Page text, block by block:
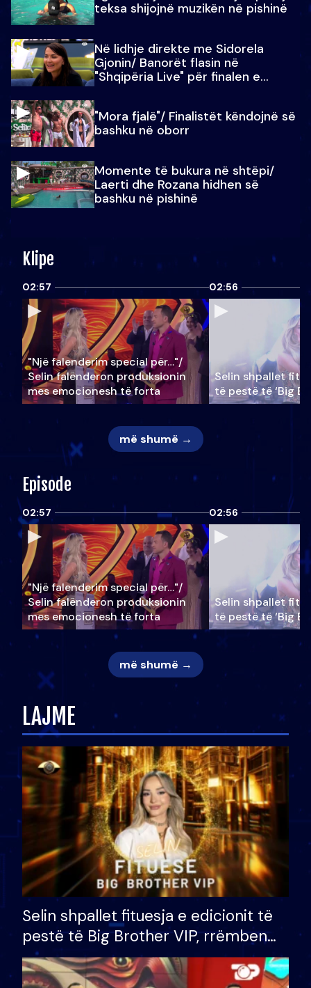
teksa shijojnë muzikën në pishinë
Në lidhje direkte me Sidorela
Gjonin/ Banorët flasin në
"Shqipëria Live" për finalen e
"Mora fjalë"/ Finalistët këndojnë së
bashku në oborr
Momente të bukura në shtëpi/
Laerti dhe Rozana hidhen së
bashku në pishinë
Klipe
02:57
"Një falenderim special për…"/
Selin falënderon produksionin
mes emocionesh të forta
02:56
Selin shpallet
të pestë të ‘Big
më shumë →
Episode
02:57
"Një falenderim special për…"/
Selin falënderon produksionin
mes emocionesh të forta
02:56
Selin shpallet
të pestë të ‘Big
më shumë →
LAJME
Selin shpallet fituesja e edicionit të
pestë të Big Brother VIP, rrëmben
çmimin e madh prej 100 mijë eurosh